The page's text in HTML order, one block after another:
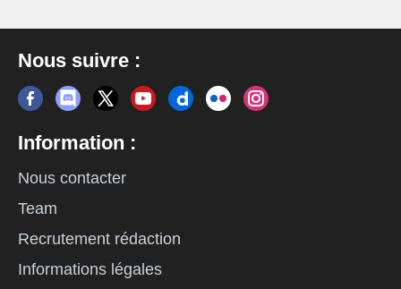
Nous suivre :
Information :
Nous contacter
Team
Recrutement rédaction
Informations légales